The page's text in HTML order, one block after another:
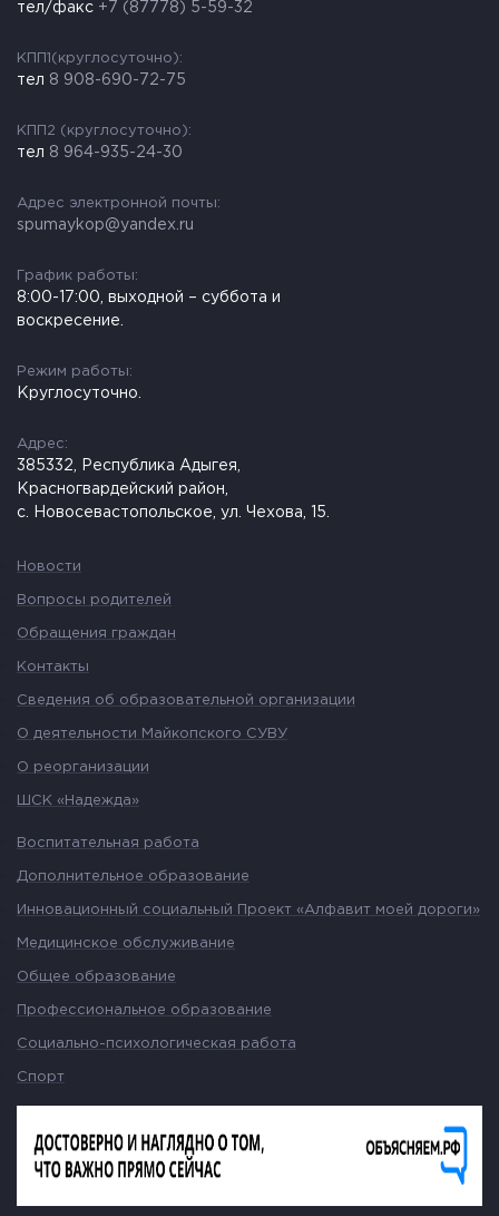
тел/факс +7 (87778) 5-59-32
КПП1(круглосуточно):
тел 8 908-690-72-75
КПП2 (круглосуточно):
тел 8 964-935-24-30
Адрес электронной почты:
spumaykop@yandex.ru
График работы:
8:00-17:00, выходной – суббота и
воскресение.
Режим работы:
Круглосуточно.
Адрес:
385332, Республика Адыгея,
Красногвардейский район,
с. Новосевастопольское, ул. Чехова, 15.
Новости
Вопросы родителей
Обращения граждан
Контакты
Сведения об образовательной организации
О деятельности Майкопского СУВУ
О реорганизации
ШСК «Надежда»
Воспитательная работа
Дополнительное образование
Инновационный социальный Проект «Алфавит моей дороги»
Медицинское обслуживание
Общее образование
Профессиональное образование
Социально-психологическая работа
Спорт